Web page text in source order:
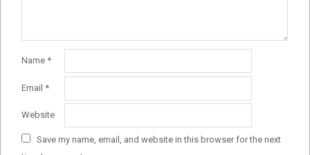
Name *
Email *
Website
Save my name, email, and website in this browser for the next